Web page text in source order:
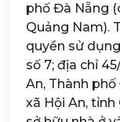
phố Đà Nẵng
Quảng Nam).
quyền sử
số 7; địa chỉ
An, Thành
xã Hội An, tỉnh